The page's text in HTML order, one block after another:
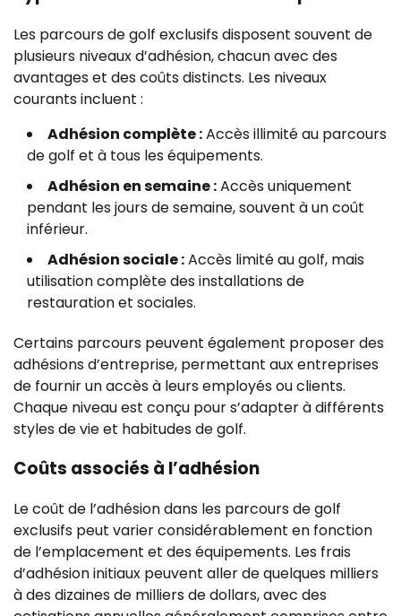
Les parcours de golf exclusifs disposent souvent de
plusieurs niveaux d’adhésion, chacun avec des
avantages et des coûts distincts. Les niveaux
courants incluent :
Adhésion complète :Accès illimité au parcours
de golf et à tous les équipements.
Adhésion en semaine :Accès uniquement
pendant les jours de semaine, souvent à un coût
inférieur.
Adhésion sociale :Accès limité au golf, mais
utilisation complète des installations de
restauration et sociales.
Certains parcours peuvent également proposer des
adhésions d’entreprise, permettant aux entreprises
de fournir un accès à leurs employés ou clients.
Chaque niveau est conçu pour s’adapter à différents
styles de vie et habitudes de golf.
Coûts associés à l’adhésion
Le coût de l’adhésion dans les parcours de golf
exclusifs peut varier considérablement en fonction
de l’emplacement et des équipements. Les frais
d’adhésion initiaux peuvent aller de quelques milliers
à des dizaines de milliers de dollars, avec des